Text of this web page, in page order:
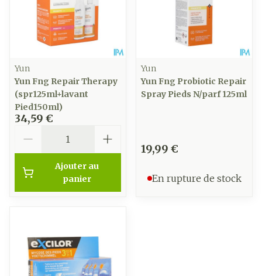
Yun
Yun Fng Repair Therapy
(spr125ml+lavant
Pied150ml)
34,59 €
Ajouter au
panier
Yun
Yun Fng Probiotic Repair
Spray Pieds N/parf 125ml
19,99 €
En rupture de stock